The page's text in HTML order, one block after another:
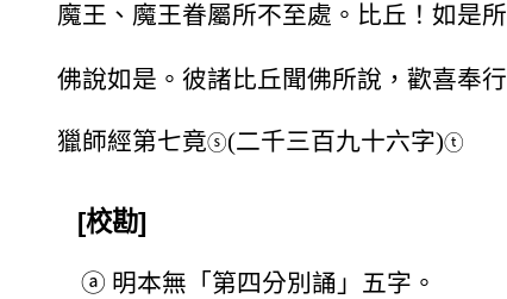
魔王、魔王眷屬所不至處。比丘！如是
佛說如是。彼諸比丘聞佛所說，歡喜奉行
獵師經第七竟ⓢ(二千三百九十六字)ⓣ
[校勘]
ⓐ 明本無「第四分別誦」五字。